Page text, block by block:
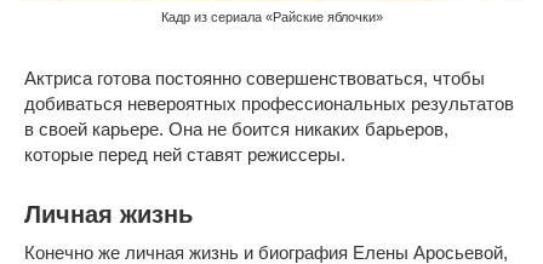
Кадр из сериала «Райские яблочки»
Актриса готова постоянно совершенствоваться, чтобы
добиваться невероятных профессиональных результатов
в своей карьере. Она не боится никаких барьеров,
которые перед ней ставят режиссеры.
Личная жизнь
Конечно же личная жизнь и биография Елены Аросьевой,